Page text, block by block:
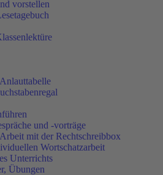
vorstellen
und -vorträge
mit der Rechtschreibbox
Wortschatzarbeit
Unterrichts
Übungen